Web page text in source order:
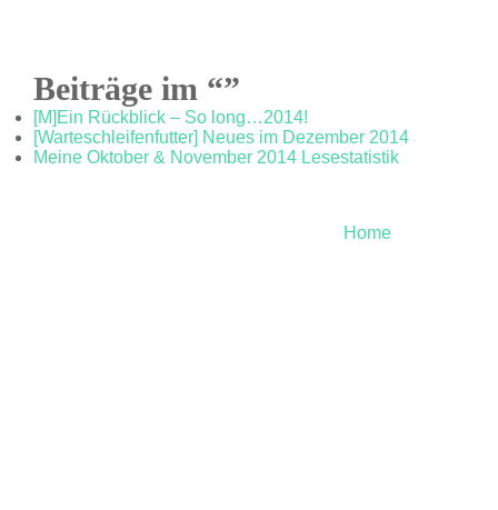
Beiträge im “”
[M]Ein Rückblick – So long…2014!
[Warteschleifenfutter] Neues im Dezember 2014
Meine Oktober & November 2014 Lesestatistik
Home